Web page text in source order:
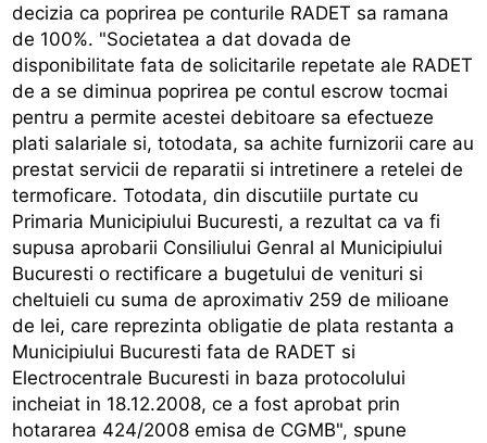
decizia ca poprirea pe conturile RADET sa ramana
de 100%. "Societatea a dat dovada de
disponibilitate fata de solicitarile repetate ale RADET
de a se diminua poprirea pe contul escrow tocmai
pentru a permite acestei debitoare sa efectueze
plati salariale si, totodata, sa achite furnizorii care au
prestat servicii de reparatii si intretinere a retelei de
termoficare. Totodata, din discutiile purtate cu
Primaria Municipiului Bucuresti, a rezultat ca va fi
supusa aprobarii Consiliului Genral al Municipiului
Bucuresti o rectificare a bugetului de venituri si
cheltuieli cu suma de aproximativ 259 de milioane
de lei, care reprezinta obligatie de plata restanta a
Municipiului Bucuresti fata de RADET si
Electrocentrale Bucuresti in baza protocolului
incheiat in 18.12.2008, ce a fost aprobat prin
hotararea 424/2008 emisa de CGMB", spune